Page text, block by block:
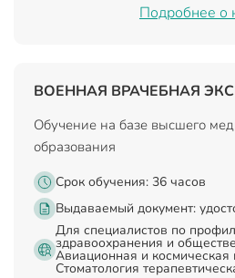
Подробнее о
ВОЕННАЯ ВРАЧЕБНАЯ
Обучение на базе высшего
образования
Срок обучения: 36 часов
Выдаваемый документ:
Для специалистов по
здравоохранения и
Авиационная и космическая
Стоматология